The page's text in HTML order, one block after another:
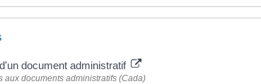
document administratif
aux documents administratifs (Cada)